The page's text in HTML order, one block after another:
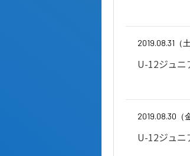
2019.08.31（土
U-12ジュニ
2019.08.30（
U-12ジュニ